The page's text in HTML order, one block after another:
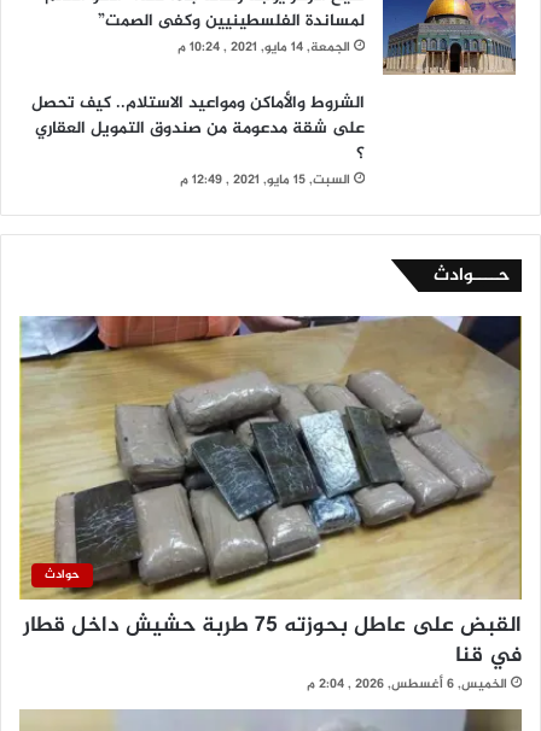
لمساندة الفلسطينيين وكفى الصمت”
الجمعة, 14 مايو, 2021 , 10:24 م
الشروط والأماكن ومواعيد الاستلام.. كيف تحصل
على شقة مدعومة من صندوق التمويل العقاري
؟
السبت, 15 مايو, 2021 , 12:49 م
حــــوادث
حوادث
القبض على عاطل بحوزته 75 طربة حشيش داخل قطار
في قنا
الخميس, 6 أغسطس, 2026 , 2:04 م